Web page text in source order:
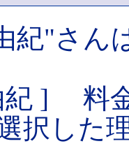
紀"さん
紀 ] 料
択した